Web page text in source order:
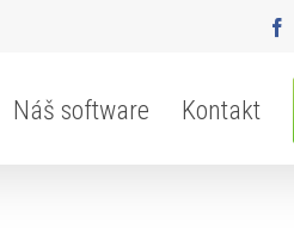
Náš software Kontakt